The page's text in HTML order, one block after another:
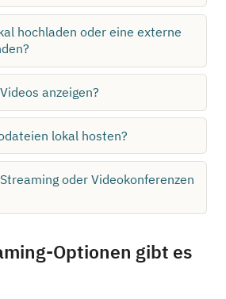
hochladen oder eine externe
anzeigen?
lokal hosten?
oder Videokonferenzen
Optionen gibt es